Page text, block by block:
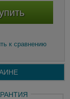
к сравнению